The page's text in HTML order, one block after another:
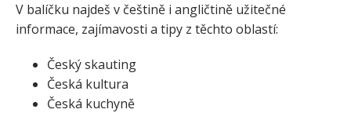
V balíčku najdeš v češtině i angličtině užitečné
informace, zajímavosti a tipy z těchto oblastí:
Český skauting
Česká kultura
Česká kuchyně